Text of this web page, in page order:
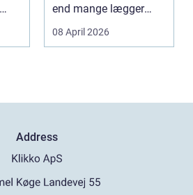
end mange lægger
mærke til i hverdage...
08 April 2026
Address